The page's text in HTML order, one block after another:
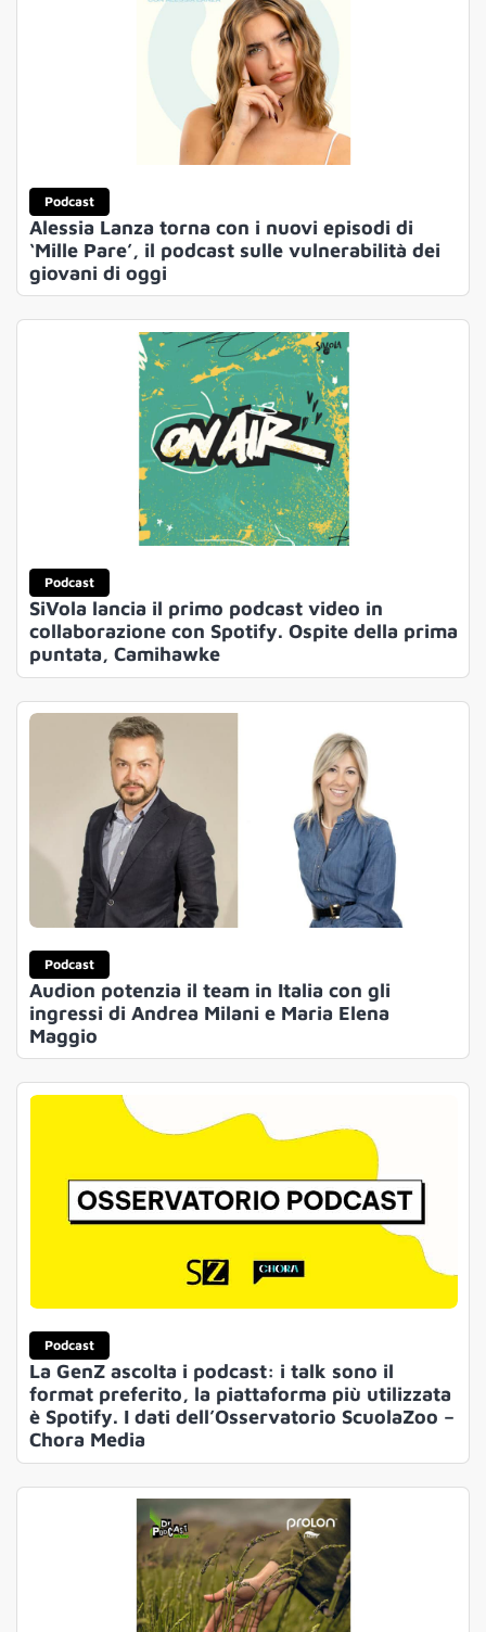
Podcast
Alessia Lanza torna con i nuovi episodi di
‘Mille Pare’, il podcast sulle vulnerabilità dei
giovani di oggi
Podcast
SiVola lancia il primo podcast video in
collaborazione con Spotify. Ospite della prima
puntata, Camihawke
Podcast
Audion potenzia il team in Italia con gli
ingressi di Andrea Milani e Maria Elena
Maggio
Podcast
La GenZ ascolta i podcast: i talk sono il
format preferito, la piattaforma più utilizzata
è Spotify. I dati dell’Osservatorio ScuolaZoo –
Chora Media